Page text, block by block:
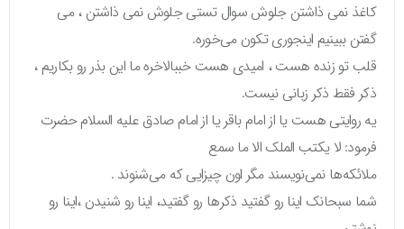
کاغذ نمی ذاشتن جلوش سوال تستی جلوش نمی ذاشتن ، می
گفتن ببینیم اینجوری تکون می‌خوره.
قلب تو زنده هست ، امیدی هست خببالاخره ما این بذر رو بکاریم ،
ذکر فقط ذکر زبانی نیست.
یه روایتی هست یا از امام باقر یا از امام صادق علیه السلام حضرت
فرمود: لا یکتب الملک الا ما سمع
ملائکه‌ها نمی‌نویسند مگر اون چیزایی که می‌شنوند .
شما سبحانک اینا رو گفتید ذکرها رو گفتید، اینا رو شنیدن ،اینا رو